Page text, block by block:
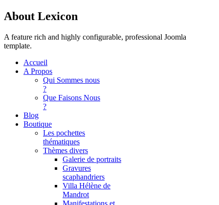
About Lexicon
A feature rich and highly configurable, professional Joomla
template.
Accueil
A Propos
Qui Sommes nous
?
Que Faisons Nous
?
Blog
Boutique
Les pochettes
thématiques
Thèmes divers
Galerie de portraits
Gravures
scaphandriers
Villa Hélène de
Mandrot
Manifestations et